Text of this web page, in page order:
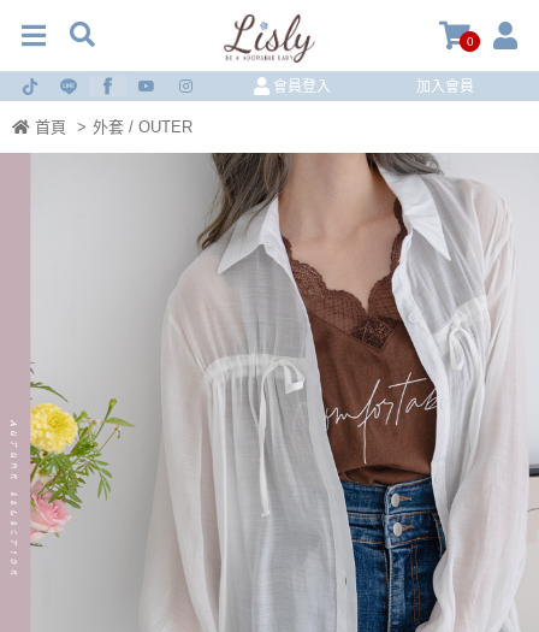
0
會員登入 加入會員
首頁 > 外套 / OUTER